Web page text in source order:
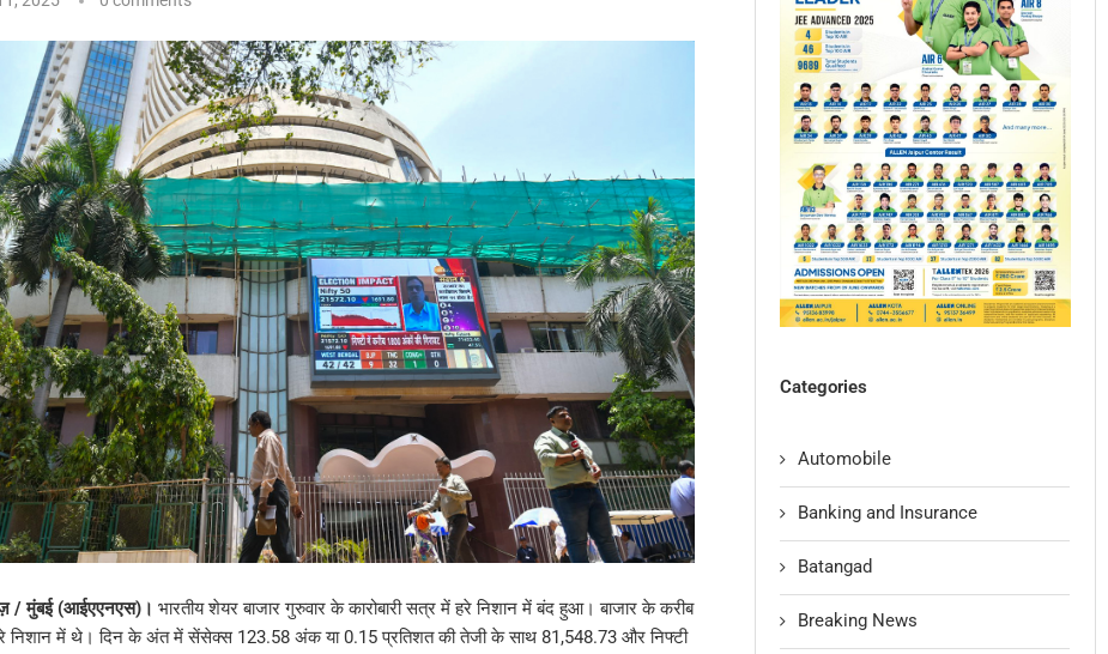
/ मुंबई (आईएएनएस)। भारतीय शेयर बाजार गुरुवार के कारोबारी सत्र में हरे निशान में बंद हुआ। बाजार के करीब
निशान में थे। दिन के अंत में सेंसेक्स 123.58 अंक या 0.15 प्रतिशत की तेजी के साथ 81,548.73 और निफ्टी
Categories
Automobile
Banking and Insurance
Batangad
Breaking News